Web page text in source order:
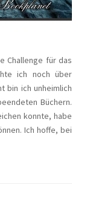
Challenge für das
ich noch über
bin ich unheimlich
Büchern.
konnte, habe
Ich hoffe, bei